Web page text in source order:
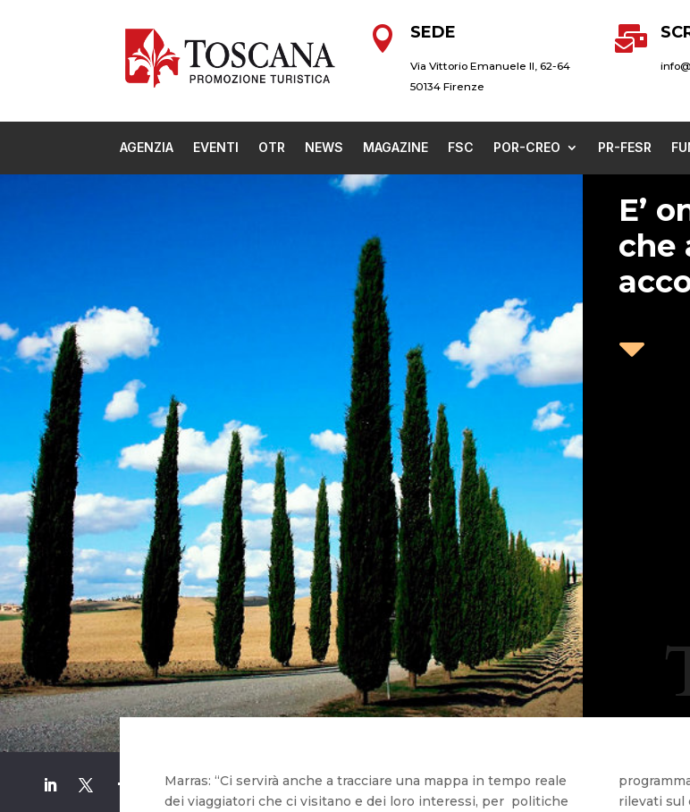
 SEDE
Via Vittorio Emanuele II, 62-64
50134 Firenze

AGENZIA EVENTI OTR NEWS MAGAZINE FSC POR-CREO PR-FESR
E’
che

Marras: “Ci servirà anche a tracciare una mappa in tempo reale
dei viaggiatori che ci visitano e dei loro interessi, per politiche
rilevati sul